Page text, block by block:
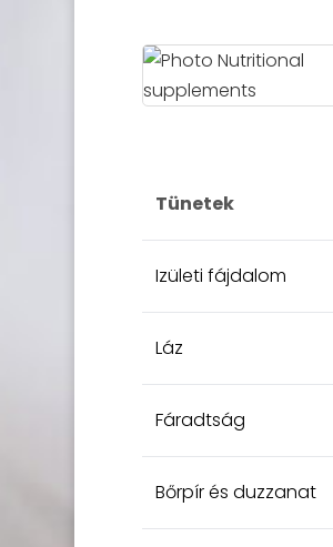
Tünetek
Izületi fájdalom
Láz
Fáradtság
Bőrpír és duzzanat